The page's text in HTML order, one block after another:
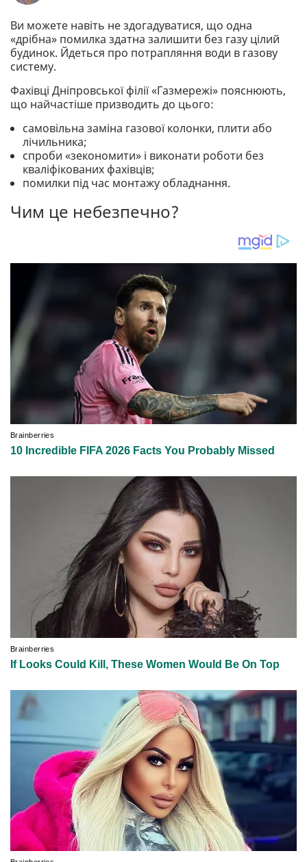
Ви можете навіть не здогадуватися, що одна
«дрібна» помилка здатна залишити без газу цілий
будинок. Йдеться про потрапляння води в газову
систему.
Фахівці Дніпровської філії «Газмережі» пояснюють,
що найчастіше призводить до цього:
самовільна заміна газової колонки, плити або
лічильника;
спроби «зекономити» і виконати роботи без
кваліфікованих фахівців;
помилки під час монтажу обладнання.
Чим це небезпечно?